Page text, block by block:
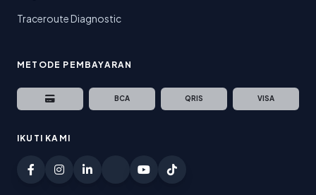
Traceroute Diagnostic
METODE PEMBAYARAN
BCA QRIS VISA
IKUTI KAMI